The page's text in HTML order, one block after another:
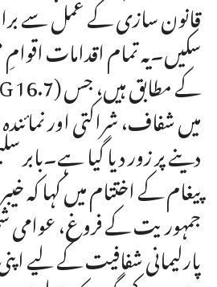
قانون سازی کے عمل سے
سکیں۔یہ تمام اقدامات اقوامِ
میں شفاف، شراکتی اور
دینے پر زور دیا گیا ہے۔بابر
پیغام کے اختتام میں کہا کہ
جمہوریت کے فروغ، عوامی
پارلیمانی شفافیت کے لیے